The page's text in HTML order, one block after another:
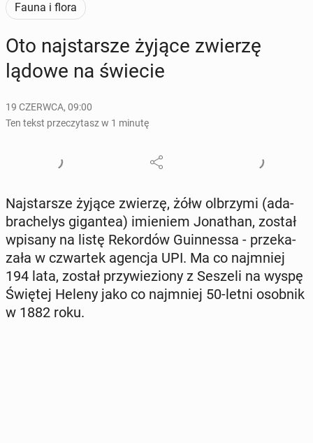
Fauna i flora
Oto naj­star­sze żyjące zwierzę
lądowe na świecie
19 CZERWCA, 09:00
Ten tekst przeczytasz w 1 minutę
Naj­star­sze żyjące zwierzę, żółw ol­brzy­mi (ada­
bra­che­lys gi­gan­tea) imie­niem Jo­na­than, został
wpisany na listę Re­kor­dów Gu­in­nes­sa - prze­ka­
za­ła w czwar­tek agencja UPI. Ma co naj­mniej
194 lata, został przy­wie­zio­ny z Seszeli na wyspę
Świętej Heleny jako co naj­mniej 50-letni osobnik
w 1882 roku.